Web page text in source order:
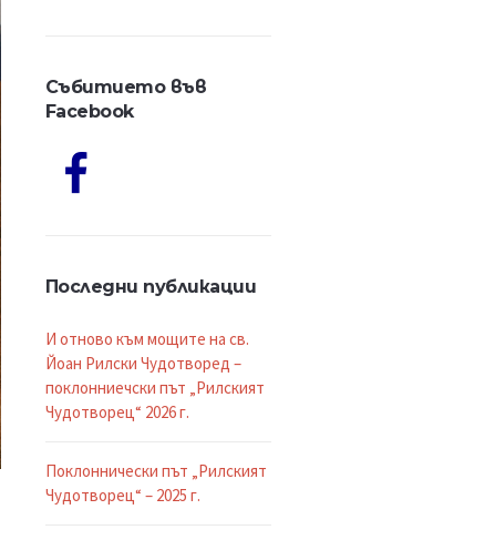
Събитието във
Facebook
Последни публикации
И отново към мощите на св.
Йоан Рилски Чудотворед –
поклонниечски път „Рилският
Чудотворец“ 2026 г.
Поклоннически път „Рилският
Чудотворец“ – 2025 г.